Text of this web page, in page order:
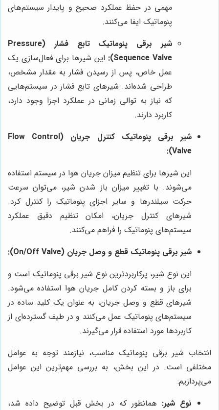
مهمی در حفظ عملکرد صحیح و پایدار سیستم‌های
پنوماتیک ایفا می‌کنند.
شیر برقی پنوماتیک تابع فشار (Pressure
Sequence Valve):
این شیرها برای فعال‌سازی یک
عمل خاص، پس از رسیدن فشار به مقدار مشخص،
طراحی شده‌اند. شیرهای تابع فشار در سیستم‌هایی
که نیاز به توالی زمانی در عملکرد اجزا وجود دارد،
کاربرد دارند.
شیر برقی پنوماتیک کنترل جریان (Flow Control
Valve):
این شیرها برای تنظیم میزان جریان هوا در سیستم استفاده
می‌شوند. با تغییر میزان باز شدن شیر، می‌توان سرعت
حرکت سیلندرها و سایر اجزای پنوماتیک را کنترل کرد.
شیرهای کنترل جریان، امکان تنظیم دقیق عملکرد
سیستم‌های پنوماتیک را فراهم می‌کنند.
شیر برقی پنوماتیک قطع و وصل جریان (On/Off Valve):
این نوع شیر، پرکاربردترین نوع شیر برقی پنوماتیک است و
برای باز و بسته کردن کامل جریان هوا استفاده می‌شود.
شیرهای قطع و وصل جریان، به عنوان یک کلید ساده در
سیستم‌های پنوماتیک عمل می‌کنند و در طیف گسترده‌ای از
کاربردها مورد استفاده قرار می‌گیرند.
انتخاب شیر برقی پنوماتیک مناسب، نیازمند توجه به عوامل
مختلفی است. در این بخش، به بررسی مهم‌ترین این عوامل
می‌پردازیم:
نوع شیر: همانطور که در بخش قبل توضیح داده شد،